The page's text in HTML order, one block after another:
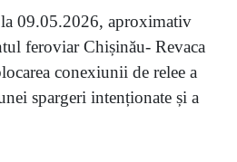
09.05.2026, aproximativ
feroviar Chișinău- Revaca
conexiunii de relee a
spargeri intenționate și a